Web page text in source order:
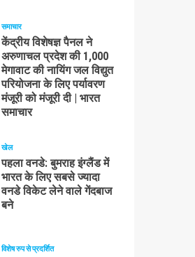
समाचार
केंद्रीय विशेषज्ञ पैनल ने
अरुणाचल प्रदेश की 1,000
मेगावाट की नायिंग जल विद्युत
परियोजना के लिए पर्यावरण
मंजूरी को मंजूरी दी | भारत
समाचार
खेल
पहला वनडे: बुमराह इंग्लैंड में
भारत के लिए सबसे ज्यादा
वनडे विकेट लेने वाले गेंदबाज
बने
विशेष रुप से प्रदर्शित